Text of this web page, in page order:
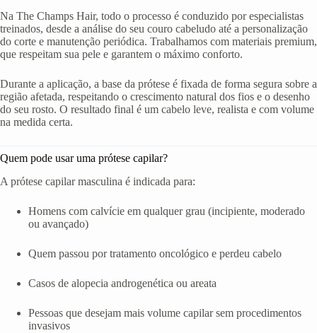
Na The Champs Hair, todo o processo é conduzido por especialistas
treinados, desde a análise do seu couro cabeludo até a personalização
do corte e manutenção periódica. Trabalhamos com materiais premium,
que respeitam sua pele e garantem o máximo conforto.
Durante a aplicação, a base da prótese é fixada de forma segura sobre a
região afetada, respeitando o crescimento natural dos fios e o desenho
do seu rosto. O resultado final é um cabelo leve, realista e com volume
na medida certa.
Quem pode usar uma prótese capilar?
A prótese capilar masculina é indicada para:
Homens com calvície em qualquer grau (incipiente, moderado
ou avançado)
Quem passou por tratamento oncológico e perdeu cabelo
Casos de alopecia androgenética ou areata
Pessoas que desejam mais volume capilar sem procedimentos
invasivos